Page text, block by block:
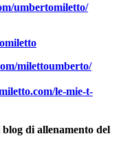
umbertomiletto/
milettoumberto/
le-mie-t-
blog di allenamento del